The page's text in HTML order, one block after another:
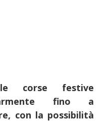
corse festive
fino a
con la possibilità